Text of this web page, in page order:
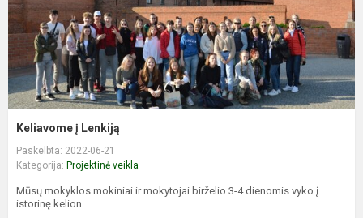
Keliavome į Lenkiją
Paskelbta: 2022-06-21
Kategorija: Projektinė veikla
Mūsų mokyklos mokiniai ir mokytojai birželio 3-4 dienomis vyko į
istorinę kelion...